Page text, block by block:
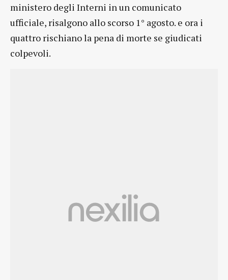
ministero degli Interni in un comunicato
ufficiale, risalgono allo scorso 1° agosto. e ora i
quattro rischiano la pena di morte se giudicati
colpevoli.